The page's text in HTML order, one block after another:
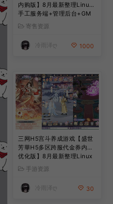
内购版】8月最新整理Linux
手工服务端+管理后台+GM
授权后台+简易安卓客户端
+详细搭建教程+视频教程
寄售资源
冷雨泽ღ 1000
三网H5宫斗养成游戏【盛世
芳華H5多区跨服代金券内购
优化版】8月最新整理Linux
手工服务端+CDK授权后台
+全资源安卓+详细搭建教程
+视频教程
手游资源
冷雨泽ღ 30